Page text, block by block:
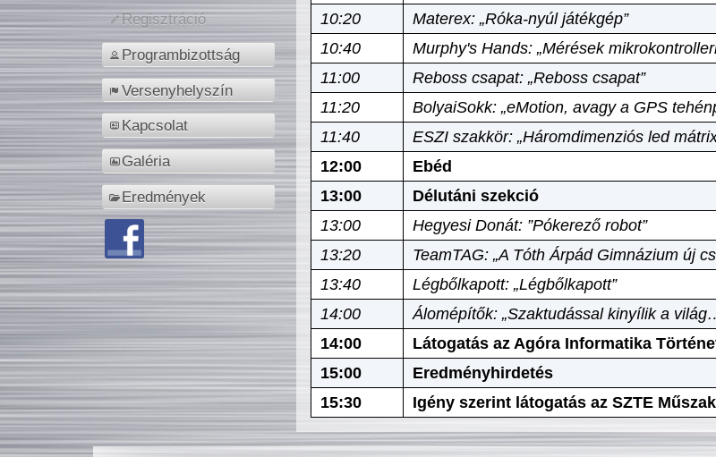
Regisztráció
Programbizottság
Versenyhelyszín
Kapcsolat
Galéria
Eredmények
10:20
Materex: „Róka-nyúl játékgép”
10:40
Murphy's Hands: „Mérések
11:00
Reboss csapat: „Reboss csapat”
11:20
BolyaiSokk: „eMotion, avagy a GPS
11:40
ESZI szakkör: „Háromdimenziós led
12:00
Ebéd
13:00
Délutáni szekció
13:00
Hegyesi Donát: ”Pókerező robot”
13:20
TeamTAG: „A Tóth Árpád Gimnázium új
13:40
Légbőlkapott: „Légbőlkapott”
14:00
Álomépítők: „Szaktudással kinyílik a
14:00
Látogatás az Agóra Informatika
15:00
Eredményhirdetés
15:30
Igény szerint látogatás az SZTE